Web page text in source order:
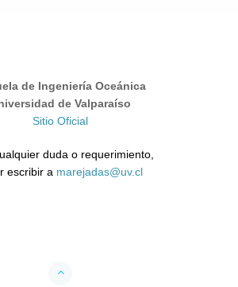
de Ingeniería Oceánica
de Valparaíso
Sitio Oficial
duda o requerimiento,
escribir a marejadas@uv.cl